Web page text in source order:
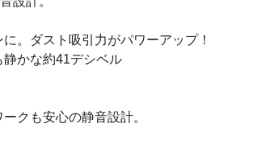
。ダスト吸引力がパワーアップ！
かな約41デシベル
クも安心の静音設計。